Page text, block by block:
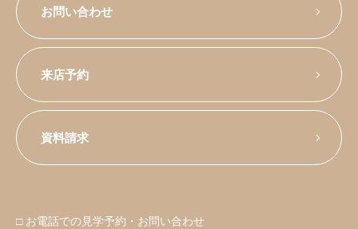
お問い合わせ
来店予約
資料請求
□ お電話での見学予約・お問い合わせ